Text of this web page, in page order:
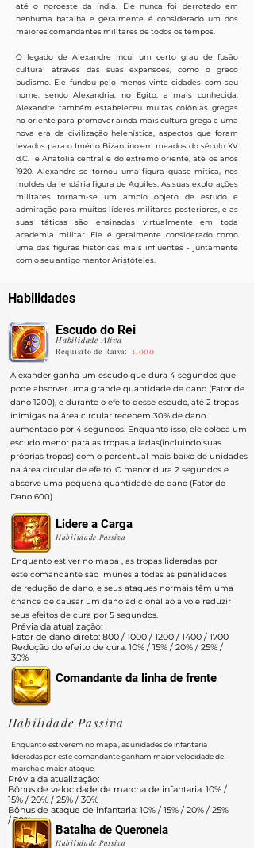
até o noroeste da índia. Ele nunca foi derrotado em
nenhuma batalha e geralmente é considerado um dos
maiores comandantes militares de todos os tempos.
O legado de Alexandre incui um certo grau de fusão
cultural através das suas expansões, como o greco
budismo. Ele fundou pelo menos vinte cidades com seu
nome, sendo Alexandria, no Egito, a mais conhecida.
Alexandre também estabeleceu muitas colônias gregas
no oriente para promover ainda mais cultura grega e uma
nova era da civilização helenística, aspectos que foram
levados para o Imério Bizantino em meados do século XV
d.C. e Anatolia central e do extremo oriente, até os anos
1920. Alexandre se tornou uma figura quase mítica, nos
moldes da lendária figura de Aquiles. As suas explorações
militares tornam-se um amplo objeto de estudo e
admiração para muitos líderes militares posteriores, e as
suas táticas são ensinadas virtualmente em toda
academia militar. Ele é geralmente considerado como
uma das figuras históricas mais influentes - juntamente
com o seu antigo mentor Aristóteles.
Habilidades
Escudo do Rei
Habilidade Ativa
Requisito de Raiva: 1.000
Alexander ganha um escudo que dura 4 segundos que
pode absorver uma grande quantidade de dano (Fator de
dano 1200), e durante o efeito desse escudo, até 2 tropas
inimigas na área circular recebem 30% de dano
aumentado por 4 segundos. Enquanto isso, ele coloca um
escudo menor para as tropas aliadas(incluindo suas
próprias tropas) com o percentual mais baixo de unidades
na área circular de efeito. O menor dura 2 segundos e
absorve uma pequena quantidade de dano (Fator de
Dano 600).
Lidere a Carga
Habilidade Passiva
Enquanto estiver no mapa , as tropas lideradas por
este comandante são imunes a todas as penalidades
de redução de dano, e seus ataques normais têm uma
chance de causar um dano adicional ao alvo e reduzir
seus efeitos de cura por 5 segundos.
Prévia da atualização:
Fator de dano direto: 800 / 1000 / 1200 / 1400 / 1700
Redução do efeito de cura: 10% / 15% / 20% / 25% /
30%
Comandante da linha de frente
Habilidade Passiva
Enquanto estiverem no mapa , as unidades de infantaria
lideradas por este comandante ganham maior velocidade de
marcha e maior ataque.
Prévia da atualização:
Bônus de velocidade de marcha de infantaria: 10% /
15% / 20% / 25% / 30%
Bônus de ataque de infantaria: 10% / 15% / 20% / 25%
/ 30%
Batalha de Queroneia
Habilidade Passiva